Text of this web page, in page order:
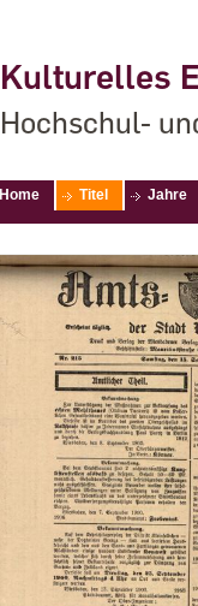
Kulturelles
Hochschul-
Home Titel Jahre